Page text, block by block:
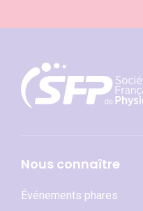
Nous connaître
Événements phares